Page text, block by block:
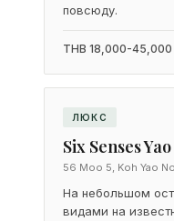
повсюду.
THB 18,000-45,000
ЛЮКС
Six Senses
56 Moo 5, Koh Yao
На небольшом
видами на